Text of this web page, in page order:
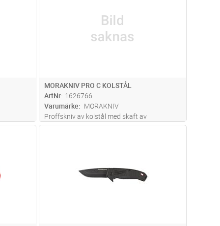
MORAKNIV PRO C KOLSTÅL
ArtNr 1626766
Varumärke
MORAKNIV
Proffskniv av kolstål med skaft av
TPEgummi.